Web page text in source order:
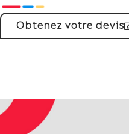
Obtenez votre devis